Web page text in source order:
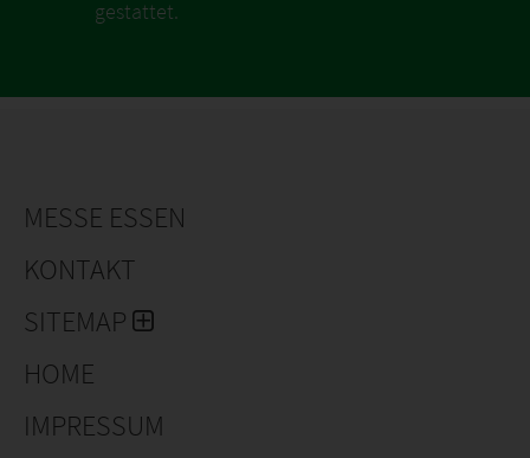
gestattet.
MESSE ESSEN
KONTAKT
SITEMAP
HOME
IMPRESSUM